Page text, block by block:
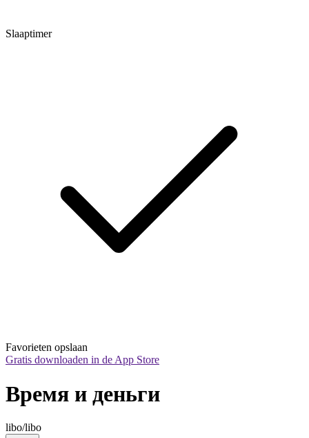
Slaaptimer
Favorieten opslaan
Gratis downloaden in de App Store
Время и деньги
libo/libo